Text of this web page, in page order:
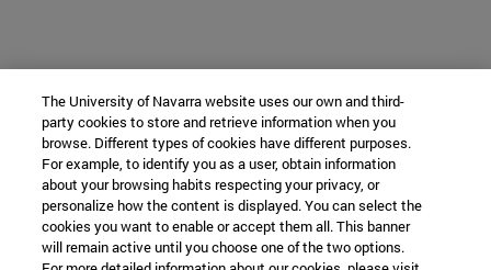
The University of Navarra website uses our own and third-
party cookies to store and retrieve information when you
browse. Different types of cookies have different purposes.
For example, to identify you as a user, obtain information
about your browsing habits respecting your privacy, or
personalize how the content is displayed. You can select the
cookies you want to enable or accept them all. This banner
will remain active until you choose one of the two options.